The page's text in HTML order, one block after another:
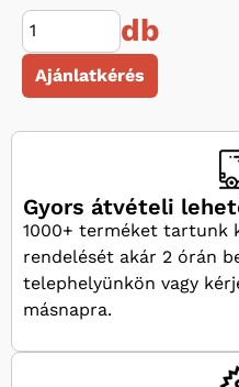
db
Ajánlatkérés
Gyors átvételi
1000+ terméket tartunk
rendelését akár 2 órán
telephelyünkön vagy
másnapra.